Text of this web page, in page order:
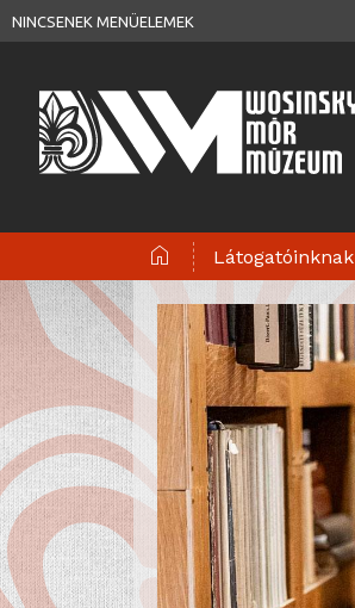
NINCSENEK MENÜELEMEK
home Látogatóinknak